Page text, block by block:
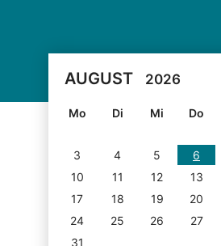
AUGUST 2026
Mo Di Mi Do
3
4 5 6
10
11 12 13
17
18 19 20
24
25 26 27
31